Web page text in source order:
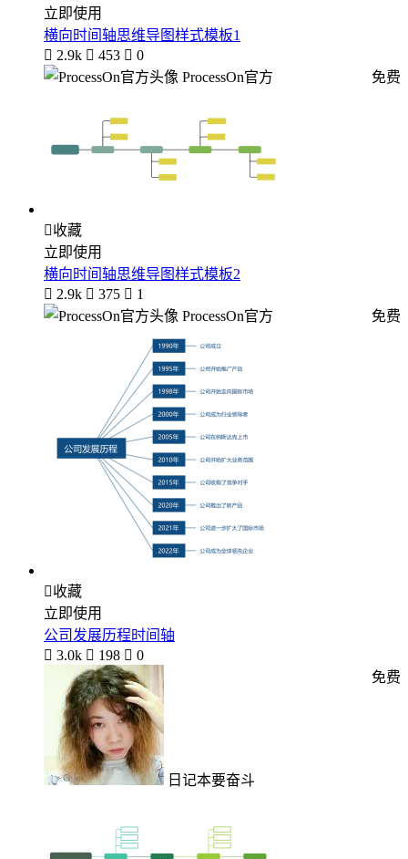
立即使用
横向时间轴思维导图样式模板1
 2.9k  453  0
ProcessOn官方
免费
收藏
立即使用
横向时间轴思维导图样式模板2
 2.9k  375  1
ProcessOn官方
免费
收藏
立即使用
公司发展历程时间轴
 3.0k  198  0
日记本要奋斗
免费